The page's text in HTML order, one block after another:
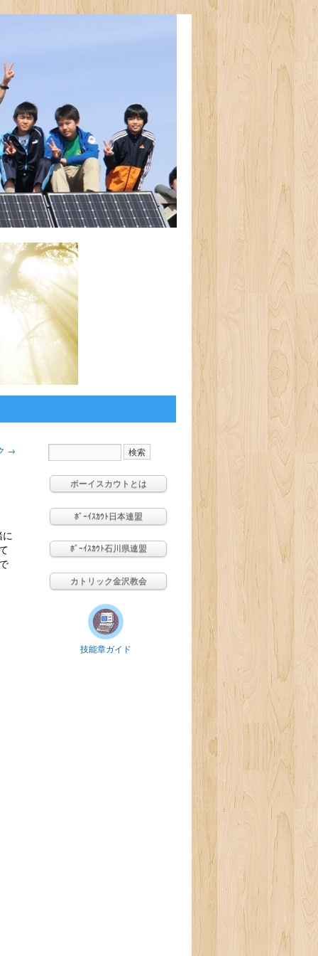
ボーイスカウトとは
ﾎﾞｰｲｽｶｳﾄ日本連盟
ﾎﾞｰｲｽｶｳﾄ石川県連盟
カトリック金沢教会
技能章ガイド
→